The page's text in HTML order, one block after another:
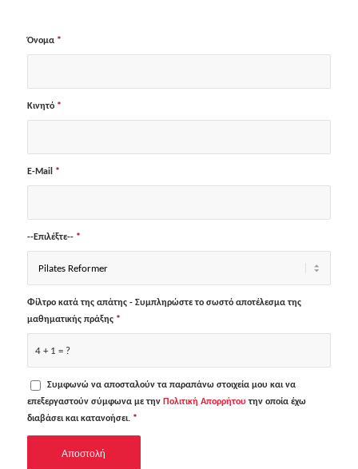
Όνομα *
Κινητό *
E-Mail *
--Επιλέξτε-- *
4 + 1 = ?
Φίλτρο κατά της απάτης - Συμπληρώστε το σωστό αποτέλεσμα της
μαθηματικής πράξης *
Συμφωνώ να αποσταλούν τα παραπάνω στοιχεία μου και να
επεξεργαστούν σύμφωνα με την Πολιτική Απορρήτου την οποία έχω
διαβάσει και κατανοήσει. *